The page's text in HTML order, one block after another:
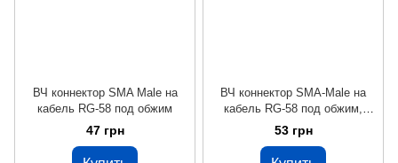
ВЧ коннектор SMA Male на
кабель RG-58 под обжим
47 грн
ВЧ коннектор SMA-Male на
кабель RG-58 под обжим,
угловой
53 грн